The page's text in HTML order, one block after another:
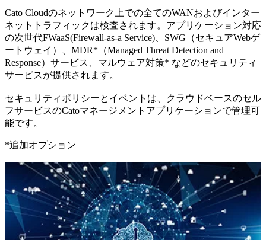
Cato Cloudのネットワーク上での全てのWANおよびインター
ネットトラフィックは検査されます。アプリケーション対応
の次世代FWaaS(Firewall-as-a Service)、SWG（セキュアWebゲ
ートウェイ）、MDR*（Managed Threat Detection and
Response）サービス、マルウェア対策* などのセキュリティ
サービスが提供されます。
セキュリティポリシーとイベントは、クラウドベースのセル
フサービスのCatoマネージメントアプリケーションで管理可
能です。
*追加オプション